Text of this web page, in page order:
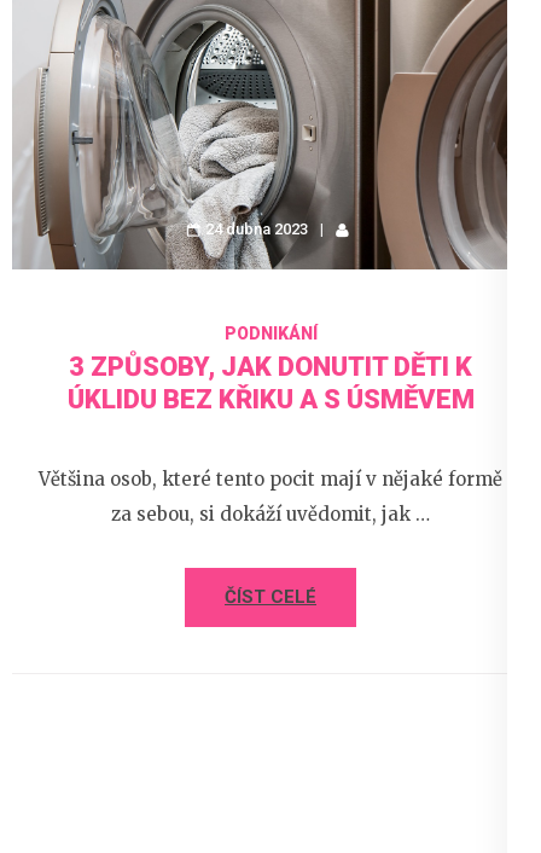
24 dubna 2023
PODNIKÁNÍ
3 ZPŮSOBY, JAK DONUTIT DĚTI K
ÚKLIDU BEZ KŘIKU A S ÚSMĚVEM
Většina osob, které tento pocit mají v nějaké formě
za sebou, si dokáží uvědomit, jak …
ČÍST CELÉ